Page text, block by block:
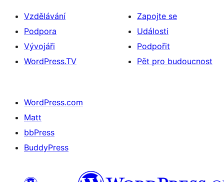
Vzdělávání
Podpora
Vývojáři
WordPress.TV
Zapojte se
Události
Podpořit
Pět pro budoucnost
WordPress.com
Matt
bbPress
BuddyPress